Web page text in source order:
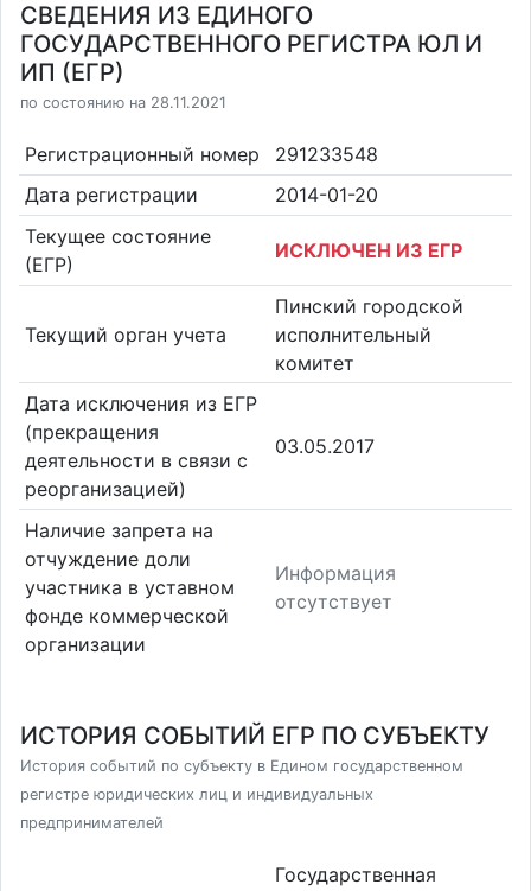
СВЕДЕНИЯ ИЗ ЕДИНОГО
ГОСУДАРСТВЕННОГО РЕГИСТРА ЮЛ И
ИП (ЕГР)
по состоянию на 28.11.2021
Регистрационный номер
291233548
Дата регистрации
2014-01-20
Текущее состояние
(ЕГР)
ИСКЛЮЧЕН ИЗ ЕГР
Текущий орган учета
Пинский городской
исполнительный
комитет
Дата исключения из ЕГР
(прекращения
деятельности в связи с
реорганизацией)
03.05.2017
Наличие запрета на
отчуждение доли
участника в уставном
фонде коммерческой
организации
Информация
отсутствует
ИСТОРИЯ СОБЫТИЙ ЕГР ПО СУБЪЕКТУ
История событий по субъекту в Едином государственном
регистре юридических лиц и индивидуальных
предпринимателей
Государственная